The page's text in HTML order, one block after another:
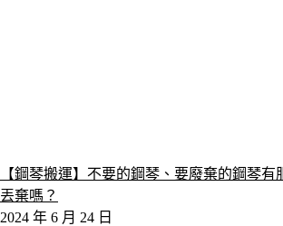
【鋼琴搬運】不要的鋼琴、要廢棄的鋼琴
丟棄嗎？
2024 年 6 月 24 日